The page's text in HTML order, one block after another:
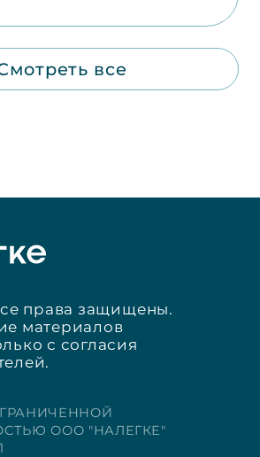
все
права защищены.
материалов
с согласия
ООО "НАЛЕГКЕ"